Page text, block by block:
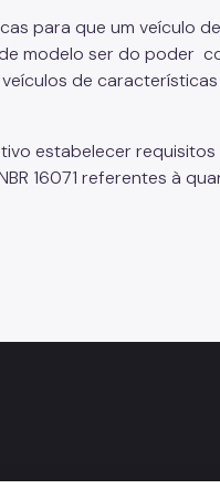
para que um veículo
modelo ser do poder
veículos de
estabelecer
16071 referentes à